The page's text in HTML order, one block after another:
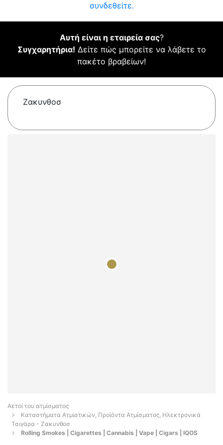
συνδεθείτε.
Αυτή είναι η εταιρεία σας?
Συγχαρητήρια! Δείτε πώς μπορείτε να λάβετε το
πακέτο βραβείων!
Ζακυνθοσ
Αετοί του ατμίσματος
Καταστήματα Ατμιστικών, Προϊόντα Ατμίσματος, Ηλεκτρονικά
Τσιγάρα - Ζακυνθοσ
Rolling Smokes | Cigarettes | Cannabis | Vape | Cigars | IQOS